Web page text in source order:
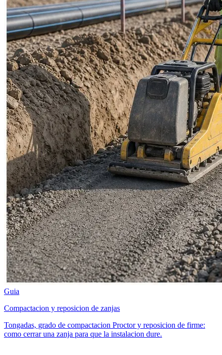
Guia
Compactacion y reposicion de zanjas
Tongadas, grado de compactacion Proctor y reposicion de firme:
como cerrar una zanja para que la instalacion dure.